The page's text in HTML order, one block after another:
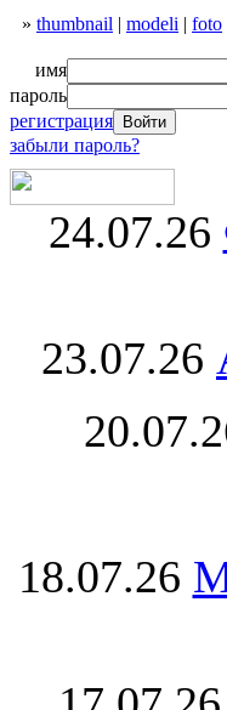
» thumbnail | modeli | foto
имя
пароль
регистрация
забыли пароль?
24.07.26
23.07.26
18.07.26